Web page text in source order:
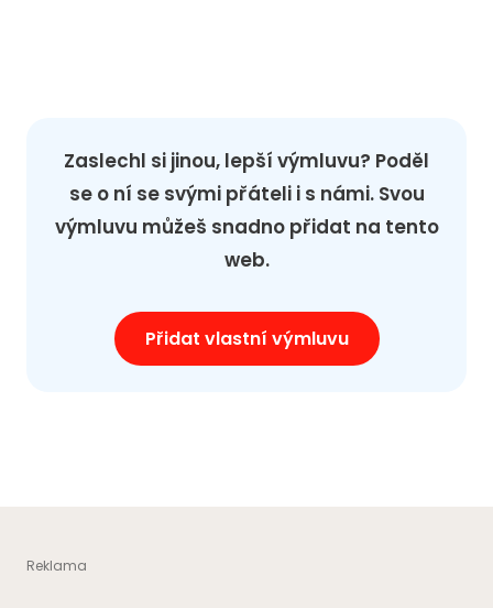
Zaslechl si jinou, lepší výmluvu? Poděl
se o ní se svými přáteli i s námi. Svou
výmluvu můžeš snadno přidat na tento
web.
Přidat vlastní výmluvu